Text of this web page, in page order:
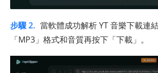
步驟 2. 當軟體成功解析 YT 音樂下載連
「MP3」格式和音質再按下「下載」。